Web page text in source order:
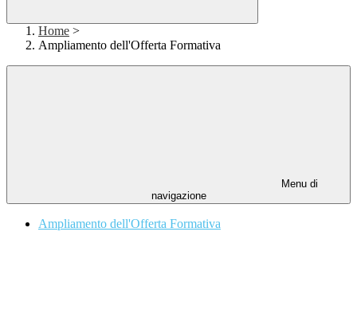
Home >
Ampliamento dell'Offerta Formativa
Menu di
navigazione
Ampliamento dell'Offerta Formativa